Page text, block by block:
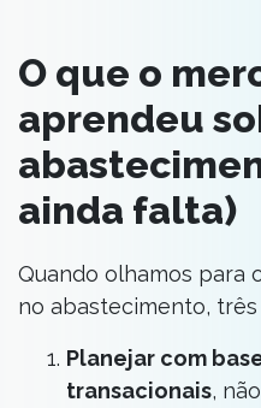
O que o
aprendeu
ainda falta)
Quando olhamos para
no abastecimento,
Planejar com
transacionais,